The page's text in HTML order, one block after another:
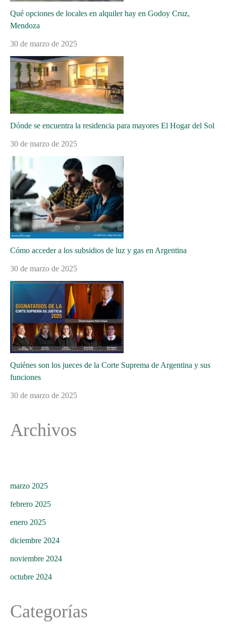
Qué opciones de locales en alquiler hay en Godoy Cruz,
Mendoza
30 de marzo de 2025
Dónde se encuentra la residencia para mayores El Hogar del Sol
30 de marzo de 2025
Cómo acceder a los subsidios de luz y gas en Argentina
30 de marzo de 2025
Quiénes son los jueces de la Corte Suprema de Argentina y sus
funciones
30 de marzo de 2025
Archivos
marzo 2025
febrero 2025
enero 2025
diciembre 2024
noviembre 2024
octubre 2024
Categorías